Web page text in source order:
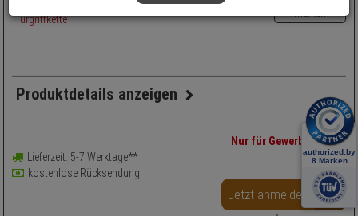
Produktdetails anzeigen
Einsatzbereich: Wohnung
Nur für Gewerbekunden
Lieferzeit: 5-7 Werktage**
kostenlose Rücksendung
Jetzt anmelden B2B